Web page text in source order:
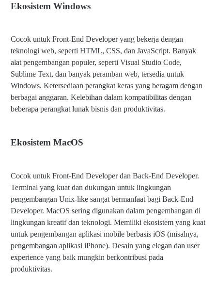
Ekosistem Windows
Cocok untuk Front-End Developer yang bekerja dengan
teknologi web, seperti HTML, CSS, dan JavaScript. Banyak
alat pengembangan populer, seperti Visual Studio Code,
Sublime Text, dan banyak peramban web, tersedia untuk
Windows. Ketersediaan perangkat keras yang beragam dengan
berbagai anggaran. Kelebihan dalam kompatibilitas dengan
beberapa perangkat lunak bisnis dan produktivitas.
Ekosistem MacOS
Cocok untuk Front-End Developer dan Back-End Developer.
Terminal yang kuat dan dukungan untuk lingkungan
pengembangan Unix-like sangat bermanfaat bagi Back-End
Developer. MacOS sering digunakan dalam pengembangan di
lingkungan kreatif dan teknologi. Memiliki ekosistem yang kuat
untuk pengembangan aplikasi mobile berbasis iOS (misalnya,
pengembangan aplikasi iPhone). Desain yang elegan dan user
experience yang baik mungkin berkontribusi pada
produktivitas.